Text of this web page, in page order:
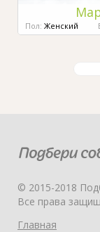
Пол: Женский
© 2015-2018
Все права
Главная